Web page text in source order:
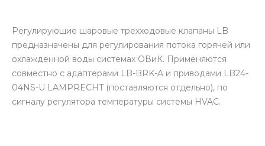
Регулирующие шаровые трехходовые клапаны LB
предназначены для регулирования потока горячей или
охлажденной воды системах ОВиК. Применяются
совместно с адаптерами LB-BRK-A и приводами LB24-
04NS-U LAMPRECHT (поставляются отдельно), по
сигналу регулятора температуры системы HVAC.